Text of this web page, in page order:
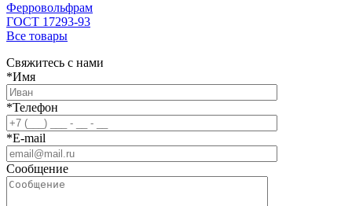
Ферровольфрам
ГОСТ 17293-93
Все товары
Свяжитесь с нами
*Имя
*Телефон
*E-mail
Сообщение